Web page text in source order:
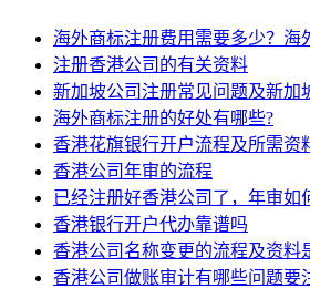
海外商标注册费用需要多少？海
注册香港公司的有关资料
新加坡公司注册常见问题及新加
海外商标注册的好处有哪些?
香港花旗银行开户流程及所需资
香港公司年审的流程
已经注册好香港公司了，年审如
香港银行开户代办靠谱吗
香港公司名称变更的流程及资料
香港公司做账审计有哪些问题要